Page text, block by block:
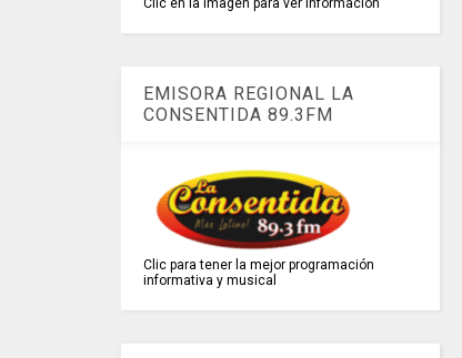
EMISORA REGIONAL LA
CONSENTIDA 89.3FM
Clic para tener la mejor programación
informativa y musical